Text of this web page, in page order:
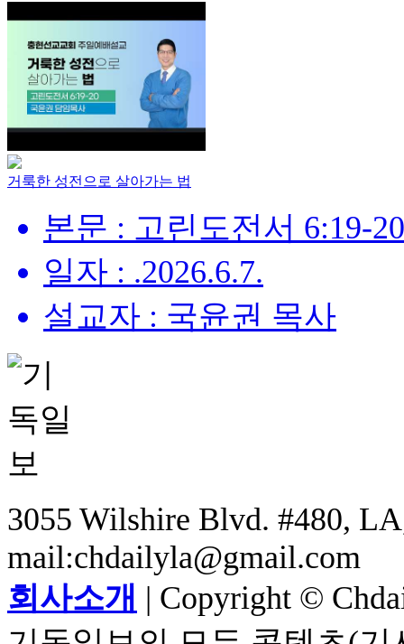
거룩한 성전으로 살아가는 법
본문 : 고린도전서 6:19-20
일자 : .2026.6.7.
설교자 : 국윤권 목사
3055 Wilshire Blvd. #480,
mail:chdailyla@gmail.com
회사소개 | Copyright ©